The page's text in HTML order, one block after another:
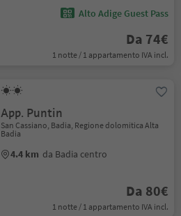
Alto Adige Guest Pass
Da 74€
1 notte / 1 appartamento IVA incl.
App. Puntin
San Cassiano, Badia, Regione dolomitica Alta
Badia
4.4 km da Badia centro
Da 80€
1 notte / 1 appartamento IVA incl.